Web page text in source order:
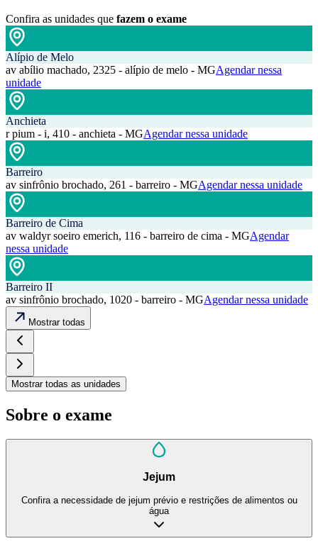
Confira as unidades que fazem o exame
Alípio de Melo
av abílio machado, 2325 - alípio de melo - MGAgendar nessa
unidade
Anchieta
r pium - i, 410 - anchieta - MGAgendar nessa unidade
Barreiro
av sinfrônio brochado, 261 - barreiro - MGAgendar nessa unidade
Barreiro de Cima
av waldyr soeiro emerich, 116 - barreiro de cima - MGAgendar
nessa unidade
Barreiro II
av sinfrônio brochado, 1020 - barreiro - MGAgendar nessa unidade
Mostrar todas
Mostrar todas as unidades
Sobre o exame
Jejum
Confira a necessidade de jejum prévio e restrições de alimentos ou
água